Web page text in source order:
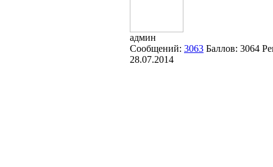
админ
Сообщений: 3063 Баллов: 3064
28.07.2014